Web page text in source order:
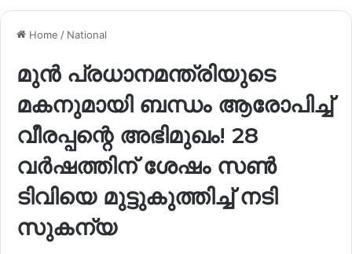
Home / National
മുൻ പ്രധാനമന്ത്രിയുടെ
മകനുമായി ബന്ധം ആരോപിച്ച്
വീരപ്പന്റെ അഭിമുഖം! 28
വർഷത്തിന് ശേഷം സൺ
ടിവിയെ മുട്ടുകുത്തിച്ച് നടി
സുകന്യ